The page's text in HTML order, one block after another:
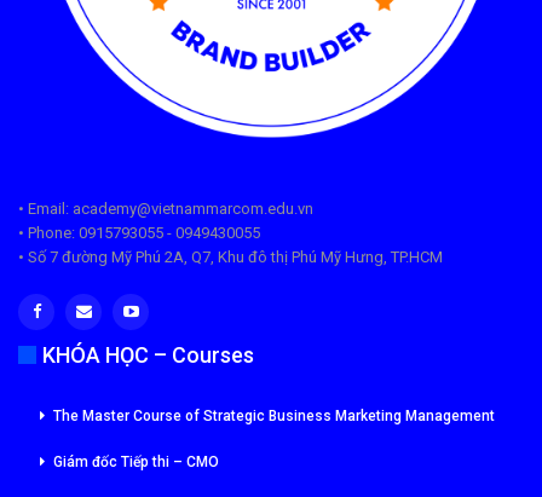
• Email: academy@vietnammarcom.edu.vn
• Phone: 0915793055 - 0949430055
• Số 7 đường Mỹ Phú 2A, Q7, Khu đô thị Phú Mỹ Hưng, TP.HCM
KHÓA HỌC – Courses
The Master Course of Strategic Business Marketing Management
Giám đốc Tiếp thi – CMO